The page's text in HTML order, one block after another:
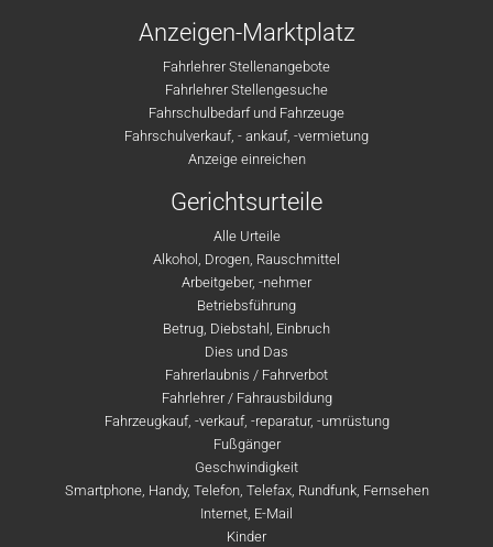
Anzeigen-Marktplatz
Fahrlehrer Stellenangebote
Fahrlehrer Stellengesuche
Fahrschulbedarf und Fahrzeuge
Fahrschulverkauf, - ankauf, -vermietung
Anzeige einreichen
Gerichtsurteile
Alle Urteile
Alkohol, Drogen, Rauschmittel
Arbeitgeber, -nehmer
Betriebsführung
Betrug, Diebstahl, Einbruch
Dies und Das
Fahrerlaubnis / Fahrverbot
Fahrlehrer / Fahrausbildung
Fahrzeugkauf, -verkauf, -reparatur, -umrüstung
Fußgänger
Geschwindigkeit
Smartphone, Handy, Telefon, Telefax, Rundfunk, Fernsehen
Internet, E-Mail
Kinder